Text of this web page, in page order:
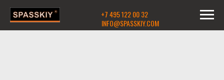
INFO@SPASSKIY.COM
+7 495 122 00 32